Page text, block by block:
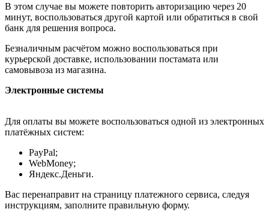
В этом случае вы можете повторить авторизацию через 20
минут, воспользоваться другой картой или обратиться в свой
банк для решения вопроса.
Безналичным расчётом можно воспользоваться при
курьерской доставке, использовании постамата или
самовывоза из магазина.
Электронные системы
Для оплаты вы можете воспользоваться одной из электронных
платёжных систем:
PayPal;
WebMoney;
Яндекс.Деньги.
Вас перенаправит на страницу платежного сервиса, следуя
инструкциям, заполните правильную форму.